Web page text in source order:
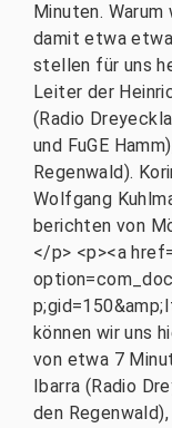
Minuten.
damit etwa
stellen für uns
Leiter der
(Radio
und FuGE
Regenwald).
Wolfgang
berichten von
</p> <p><a
können wir uns
von etwa 7
Ibarra (Radio
den